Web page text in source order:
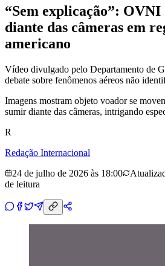
“Sem explicação”: OVNI
diante das câmeras em
americano
Vídeo divulgado pelo Departamento de
debate sobre fenômenos aéreos não
Imagens mostram objeto voador se
sumir diante das câmeras, intrigando
R
Redação Internacional
24 de julho de 2026 às 18:00
de leitura